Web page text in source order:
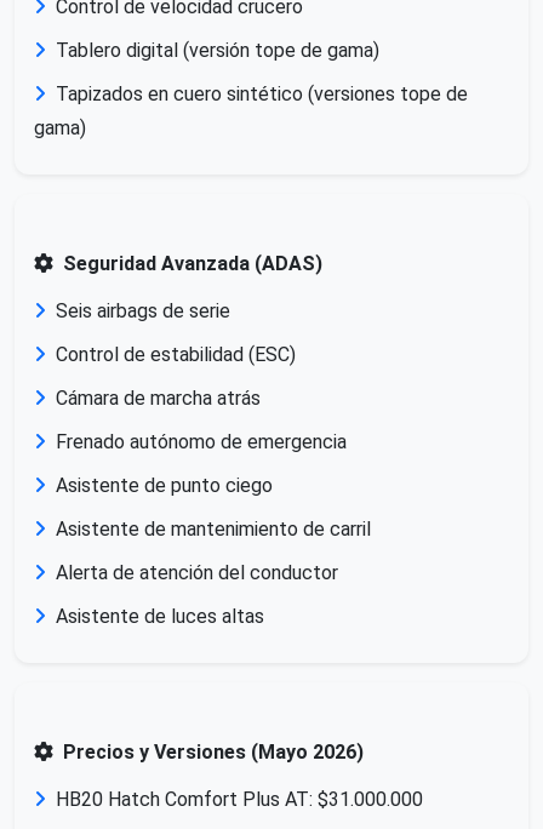
Control de velocidad crucero
Tablero digital (versión tope de gama)
Tapizados en cuero sintético (versiones tope de
gama)
Seguridad Avanzada (ADAS)
Seis airbags de serie
Control de estabilidad (ESC)
Cámara de marcha atrás
Frenado autónomo de emergencia
Asistente de punto ciego
Asistente de mantenimiento de carril
Alerta de atención del conductor
Asistente de luces altas
Precios y Versiones (Mayo 2026)
HB20 Hatch Comfort Plus AT: $31.000.000